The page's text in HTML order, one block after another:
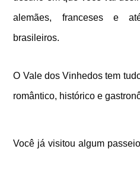
alemães, franceses e
brasileiros.
O Vale dos Vinhedos tem
romântico, histórico e
Você já visitou algum